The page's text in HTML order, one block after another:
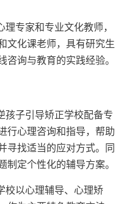
专家和专业文化教师，
文化课老师，具有研究生
咨询与教育的实践经验。
孩子引导矫正学校配备专
行心理咨询和指导，帮助
寻找适当的应对方式。同
制定个性化的辅导方案。
校以心理辅导、心理矫